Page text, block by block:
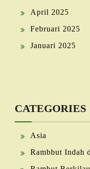
April 2025
Februari 2025
Januari 2025
CATEGORIES
Asia
Rambbut Indah